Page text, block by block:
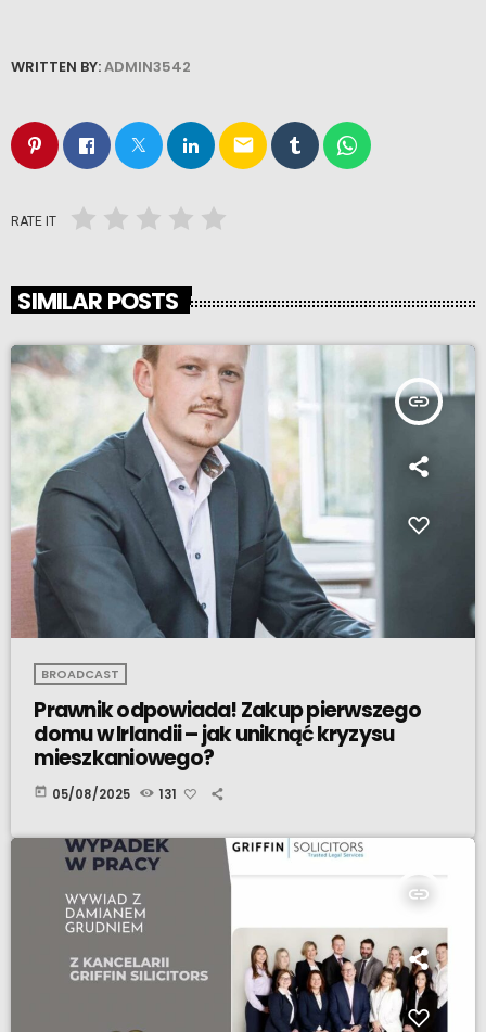
WRITTEN BY:ADMIN3542
email
RATE IT
SIMILAR POSTS
insert_link
BROADCAST
Prawnik odpowiada! Zakup pierwszego
domu w Irlandii – jak uniknąć kryzysu
mieszkaniowego?
today 05/08/2025 131
insert_link